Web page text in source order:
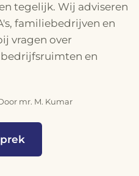
tegelijk. Wij adviseren
familiebedrijven en
vragen over
en
mr. M. Kumar